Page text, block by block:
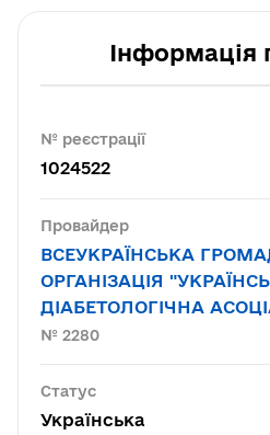
Інформація
№ реєстрації
1024522
Провайдер
ВСЕУКРАЇНСЬКА
ОРГАНІЗАЦІЯ
ДІАБЕТОЛОГІЧНА
№ 2280
Статус
Українська